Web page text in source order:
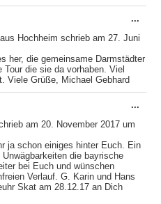
aus Hochheim schrieb am 27. Juni
her, die gemeinsame Darmstädter
die sie da vorhaben. Viel
Viele Grüße, Michael Gebhard
...
ein-/
am 20. November 2017 um
ja schon einiges hinter Euch. Ein
die bayrische
bei Euch und wünschen
Verlauf. G. Karin und Hans
Skat am 28.12.17 an Dich
...